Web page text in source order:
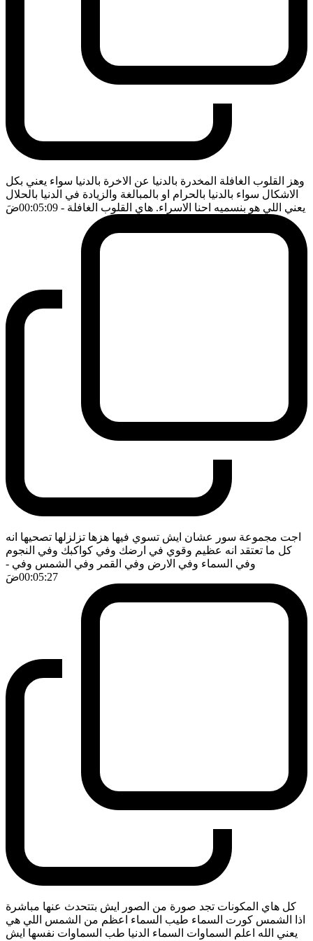
وهز القلوب الغافلة المخدرة بالدنيا عن الاخرة بالدنيا سواء يعني بكل
الاشكال سواء بالدنيا بالحرام او بالمبالغة والزيادة في الدنيا بالحلال
يعني اللي هو بنسميه احنا الاسراء. هاي القلوب الغافلة - 00:05:09 ضَ
اجت مجموعة سور عشان ايش تسوي فيها هزها تزلزلها تصحيها انه
كل ما تعتقد انه عظيم وقوي في ارضك وفي كواكبك وفي النجوم
وفي السماء وفي الارض وفي القمر وفي الشمس وفي -
00:05:27ضَ
كل هاي المكونات تجد صورة من الصور ايش بتتحدث عنها مباشرة
اذا الشمس كورت السماء طيب السماء اعظم من الشمس اللي هي
يعني الله اعلم السماوات السماء الدنيا طب السماوات نفسها ايش